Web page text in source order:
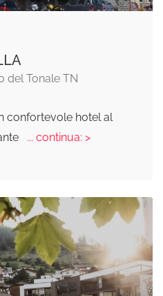
del Tonale TN
confortevole hotel al
... continua: >